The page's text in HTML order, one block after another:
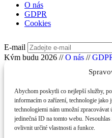
Abychom poskytli co nejlepší služby,
informacím o zařízení, technologie jako
technologiemi nám umožní
jedinečná ID na tomto webu.
ovlivnit určité vlastnosti a funkce.
O nás
GDPR
Cookies
E-mail
Kým budu 2026 // O nás //